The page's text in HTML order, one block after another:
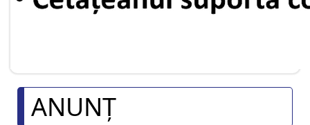
ANUNȚ